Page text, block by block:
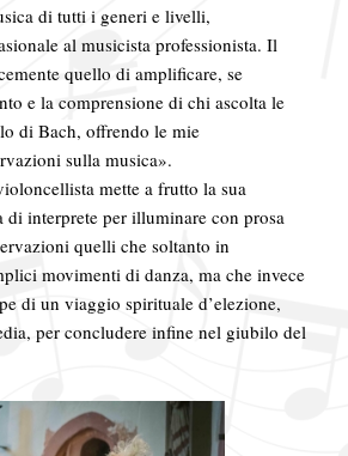
di tutti i generi e livelli,
al musicista professionista. Il
quello di amplificare, se
e la comprensione di chi ascolta le
di Bach, offrendo le mie
sulla musica».
mette a frutto la sua
di interprete per illuminare con prosa
quelli che soltanto in
movimenti di danza, ma che invece
di un viaggio spirituale d’elezione,
per concludere infine nel giubilo del